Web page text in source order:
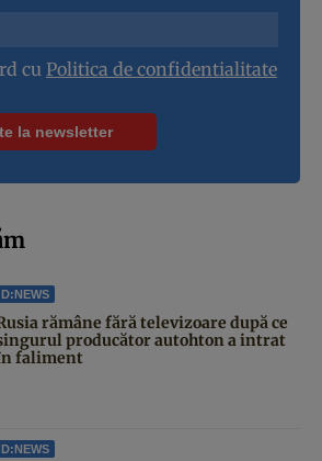
cuPolitica de confidentialitate
D:NEWS
rămâne fără televizoare după ce
producător autohton a intrat
faliment
D:NEWS